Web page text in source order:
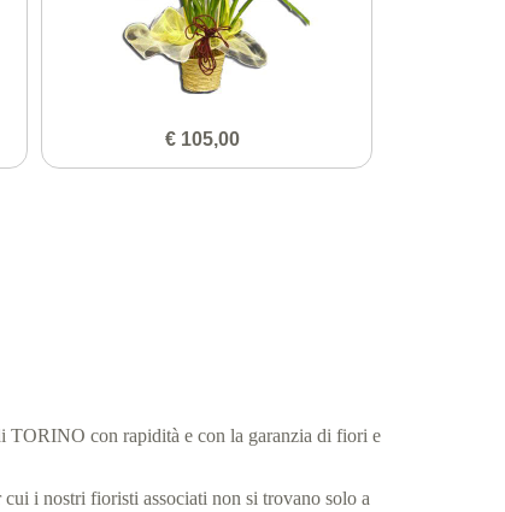
€ 105,00
TORINO con rapidità e con la garanzia di fiori e
i nostri fioristi associati non si trovano solo a